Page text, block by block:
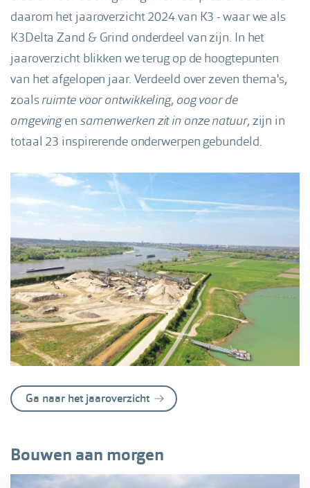
daarom het jaaroverzicht 2024 van K3 - waar we als
K3Delta Zand & Grind onderdeel van zijn. In het
jaaroverzicht blikken we terug op de hoogtepunten
van het afgelopen jaar. Verdeeld over zeven thema's,
zoalsruimte voor ontwikkeling, oog voor de
omgevingen samenwerken zit in onze natuur, zijn in
totaal 23 inspirerende onderwerpen gebundeld.
Ga naar het jaaroverzicht
Bouwen aan morgen